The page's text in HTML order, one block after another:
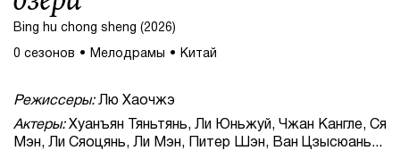
Bing hu chong sheng (2026)
0 сезонов Мелодрамы Китай
Режиссеры:Лю Хаочжэ
Актеры:Хуанъян Тяньтянь, Ли Юньжуй, Чжан Кангле, Ся
Мэн, Ли Сяоцянь, Ли Мэн, Питер Шэн, Ван Цзысюань...